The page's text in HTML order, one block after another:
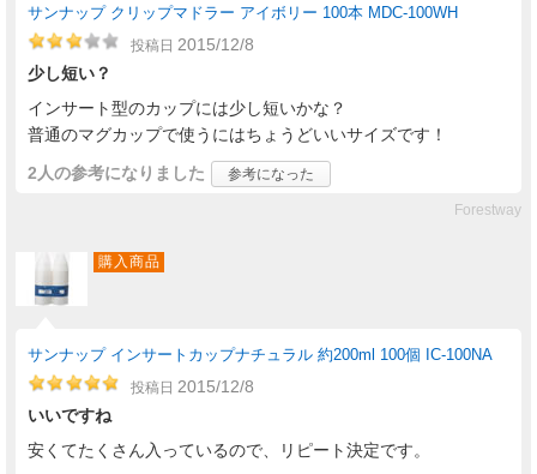
サンナップ クリップマドラー アイボリー 100本 MDC-100WH
投稿日 2015/12/8
少し短い？
インサート型のカップには少し短いかな？
普通のマグカップで使うにはちょうどいいサイズです！
2人の参考になりました 参考になった
Forestway
購入商品
サンナップ インサートカップナチュラル 約200ml 100個 IC-100NA
投稿日 2015/12/8
いいですね
安くてたくさん入っているので、リピート決定です。